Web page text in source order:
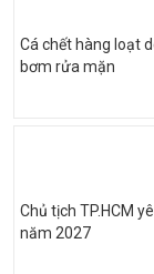
Cá chết hàng loạt
bơm rửa mặn
Chủ tịch TP.HCM
năm 2027